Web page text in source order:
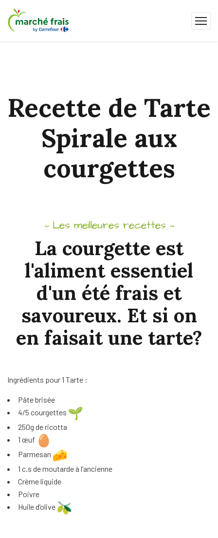
Recette de Tarte
Spirale aux
courgettes
~Les meilleures recettes ~
La courgette est
l'aliment essentiel
d'un été frais et
savoureux. Et si on
en faisait une tarte?
Ingrédients pour 1 Tarte :
Pâte brisée
4/5 courgettes
250g de ricotta
1 œuf
Parmesan
1 c.s de moutarde à l’ancienne
Crème liquide
Poivre
Huile d’olive